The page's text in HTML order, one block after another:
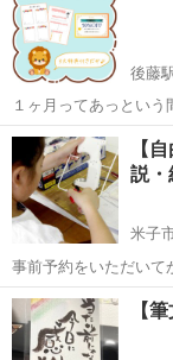
後藤
１ヶ月ってあっという間に過ぎ
て どのような１ヶ月だったでしょう
ったこと ✔️達成でき
鳥取 米子市
【
説・
米子
事前予約をいただいて
から貸し出しさせてい
路や機構の説明も致し
のやりたいロボット作
鳥取 米子市
【